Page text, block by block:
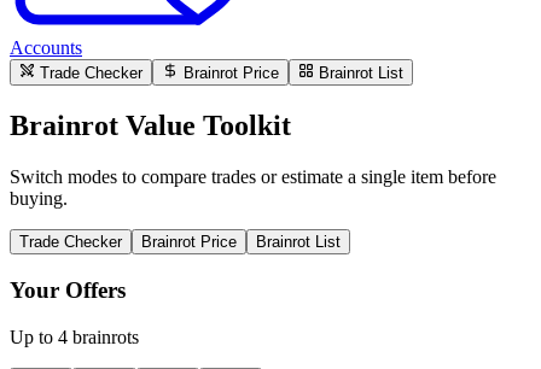
Accounts
Trade Checker Brainrot Price Brainrot List
Brainrot Value Toolkit
Switch modes to compare trades or estimate a single item before
buying.
Trade Checker Brainrot Price Brainrot List
Your Offers
Up to 4 brainrots